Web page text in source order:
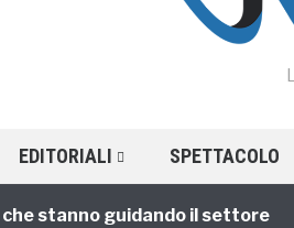
EDITORIALI SPETTACOLO
guidando il settore 1